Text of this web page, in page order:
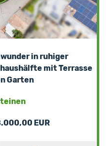
in ruhiger
mit Terrasse
Garten
EUR